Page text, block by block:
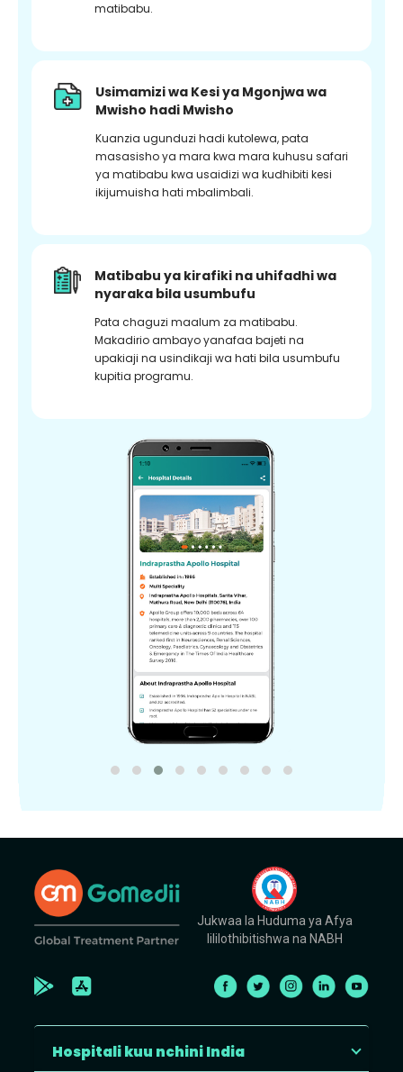
matibabu.
Usimamizi wa Kesi ya Mgonjwa wa
Mwisho hadi Mwisho
Kuanzia ugunduzi hadi kutolewa, pata
masasisho ya mara kwa mara kuhusu safari
ya matibabu kwa usaidizi wa kudhibiti kesi
ikijumuisha hati mbalimbali.
Matibabu ya kirafiki na uhifadhi wa
nyaraka bila usumbufu
Pata chaguzi maalum za matibabu.
Makadirio ambayo yanafaa bajeti na
upakiaji na usindikaji wa hati bila usumbufu
kupitia programu.
Jukwaa la Huduma ya Afya
lililothibitishwa na NABH
Hospitali kuu nchini India